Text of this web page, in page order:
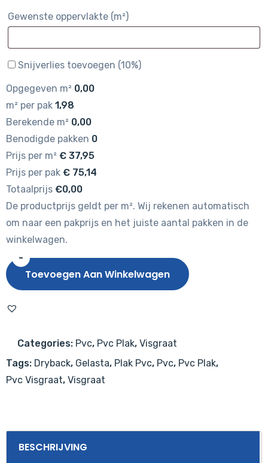
Gewenste oppervlakte (m²)
Snijverlies toevoegen (10%)
Opgegeven m² 0,00
m² per pak 1,98
Berekende m² 0,00
Benodigde pakken 0
Prijs per m² € 37,95
Prijs per pak € 75,14
Totaalprijs €0,00
De productprijs geldt per m². Wij rekenen automatisch
om naar een pakprijs en het juiste aantal pakken in de
winkelwagen.
-
Gelasta
Artline
Visgraat
mat)
2400
Beige
Toevoegen Aan Winkelwagen
Categories: Pvc, Pvc Plak, Visgraat
Tags: Dryback, Gelasta, Plak Pvc, Pvc, Pvc Plak,
Pvc Visgraat, Visgraat
BESCHRIJVING